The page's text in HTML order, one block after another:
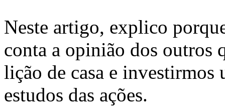
Neste artigo, explico
conta a opinião dos outros
lição de casa e
estudos das ações.